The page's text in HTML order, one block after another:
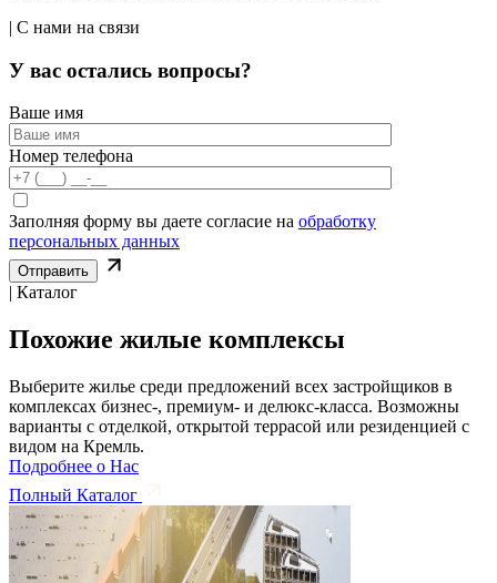
| С нами на связи
У вас остались вопросы?
Ваше имя
Номер телефона
Заполняя форму вы даете согласие на обработку
персональных данных
| Каталог
Похожие жилые комплексы
Выберите жилье среди предложений всех застройщиков в
комплексах бизнес-, премиум- и делюкс-класса. Возможны
варианты с отделкой, открытой террасой или резиденцией с
видом на Кремль.
Подробнее о Нас
Полный Каталог